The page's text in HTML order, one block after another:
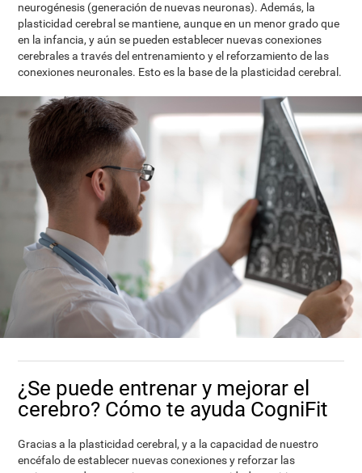
neurogénesis (generación de nuevas neuronas). Además, la
plasticidad cerebral se mantiene, aunque en un menor grado que
en la infancia, y aún se pueden establecer nuevas conexiones
cerebrales a través del entrenamiento y el reforzamiento de las
conexiones neuronales. Esto es la base de la plasticidad cerebral.
¿Se puede entrenar y mejorar el
cerebro? Cómo te ayuda CogniFit
Gracias a la plasticidad cerebral, y a la capacidad de nuestro
encéfalo de establecer nuevas conexiones y reforzar las